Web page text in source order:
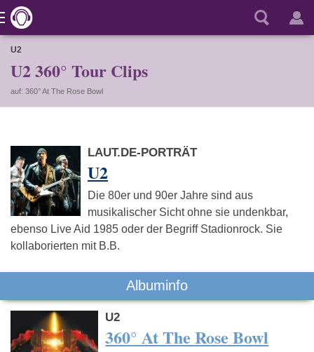
U2
U2 360° Tour Clips
auf: 360° At The Rose Bowl
LAUT.DE-PORTRÄT
U2
Die 80er und 90er Jahre sind aus
musikalischer Sicht ohne sie undenkbar,
ebenso Live Aid 1985 oder der Begriff Stadionrock. Sie
kollaborierten mit B.B.
Albuminfo
U2
360° At The Rose Bowl